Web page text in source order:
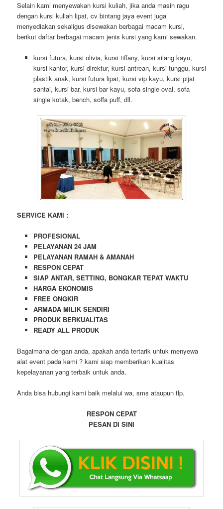
Selain kami menyewakan kursi kuliah, jika anda masih ragu
dengan kursi kuliah lipat, cv bintang jaya event juga
menyediakan sekaligus disewakan berbagai macam kursi,
berikut daftar berbagai macam jenis kursi yang kami sewakan.
kursi futura, kursi olivia, kursi tiffany, kursi silang kayu,
kursi kantor, kursi direktur, kursi antrean, kursi tunggu, kursi
plastik anak, kursi futura lipat, kursi vip kayu, kursi pijat
santai, kursi bar, kursi bar kayu, sofa single oval, sofa
single kotak, bench, soffa puff, dll.
SERVICE KAMI :
PROFESIONAL
PELAYANAN 24 JAM
PELAYANAN RAMAH & AMANAH
RESPON CEPAT
SIAP ANTAR, SETTING, BONGKAR TEPAT WAKTU
HARGA EKONOMIS
FREE ONGKIR
ARMADA MILIK SENDIRI
PRODUK BERKUALITAS
READY ALL PRODUK
Bagaimana dengan anda, apakah anda tertarik untuk menyewa
alat event pada kami ? kami siap memberikan kualitas
kepelayanan yang terbaik untuk anda.
Anda bisa hubungi kami baik melalui wa, sms ataupun tlp.
RESPON CEPAT
PESAN DI SINI